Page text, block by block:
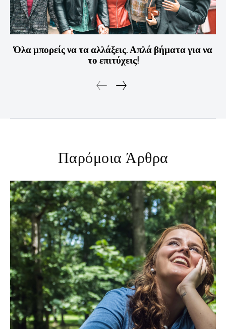
Όλα μπορείς να τα αλλάξεις. Απλά βήματα για να
το επιτύχεις!
Παρόμοια Άρθρα